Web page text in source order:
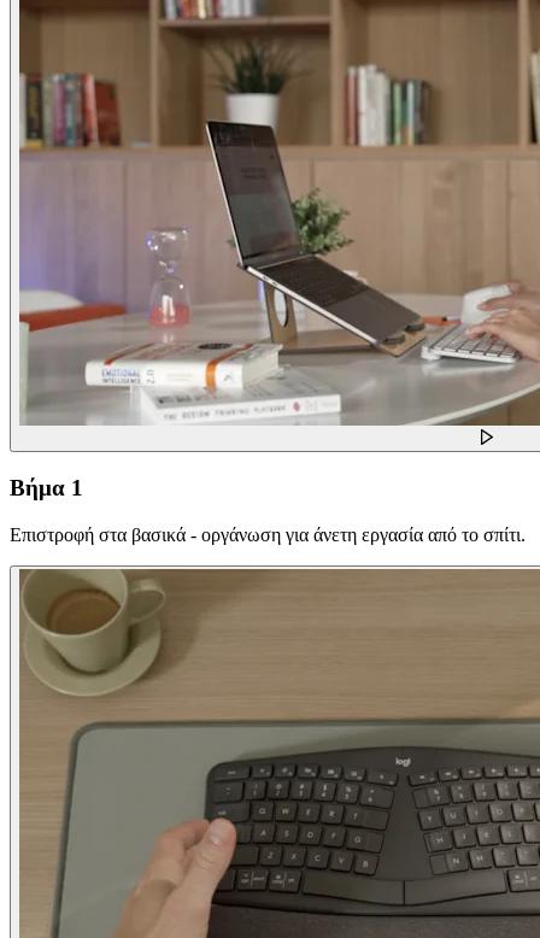
Βήμα 1
Επιστροφή στα βασικά - οργάνωση για άνετη εργασία από το σπίτι.